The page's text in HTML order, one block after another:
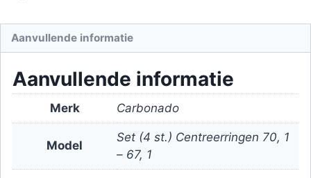
Aanvullende informatie
Aanvullende informatie
Merk Carbonado
Model
Set (4 st.) Centreerringen 70, 1
– 67, 1